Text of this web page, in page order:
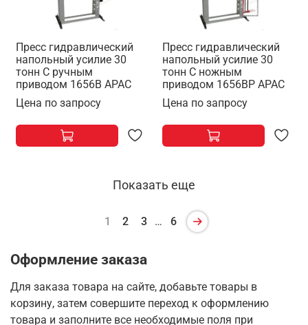
Пресс гидравлический
напольный усилие 30
тонн С ручным
приводом 1656B APAC
Цена по запросу
Пресс гидравлический
напольный усилие 30
тонн С ножным
приводом 1656BP APAC
Цена по запросу
Показать еще
1 2 3 … 6
Оформление заказа
Для заказа товара на сайте, добавьте товары в
корзину, затем совершите переход к оформлению
товара и заполните все необходимые поля при